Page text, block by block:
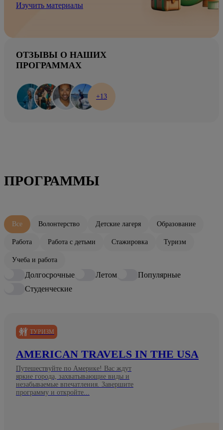
Изучить материалы
ОТЗЫВЫ О НАШИХ
ПРОГРАММАХ
+13
ПРОГРАММЫ
Все Волонтерство Детские лагеря Образование
Работа Работа с детьми Стажировка Туризм
Учеба и работа
Долгосрочные Летом
Популярные
Студенческие
ТУРИЗМ
AMERICAN TRAVELS IN THE USA
Путешествуйте по Америке! Вас ждут
яркие города, захватывающие виды и
незабываемые впечатления. Завершите
программу и откройте...